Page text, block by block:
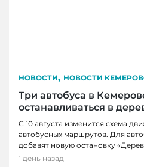
НОВОСТИ, НОВОСТИ
Три автобуса в
останавливаться в
С 10 августа изменится схема
автобусных маршрутов. Для
добавят новую остановку
1 день назад